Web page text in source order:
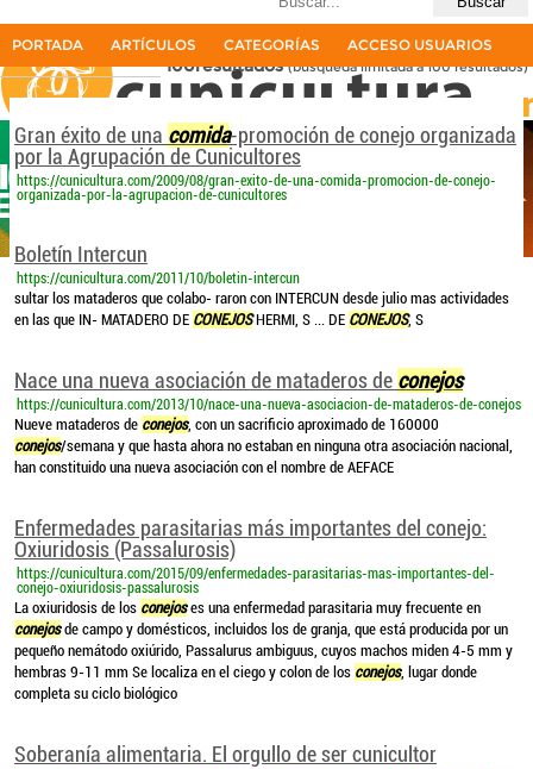
La primera revista del sector cunícola en español
PORTADA ARTÍCULOS CATEGORÍAS ACCESO USUARIOS
Comida conejos
100resultados(búsqueda limitada a 100 resultados)
Gran éxito de una comida-promoción de conejo organizada
por la Agrupación de Cunicultores
https://cunicultura.com/2009/08/gran-exito-de-una-comida-promocion-de-conejo-
organizada-por-la-agrupacion-de-cunicultores
Boletín Intercun
https://cunicultura.com/2011/10/boletin-intercun
sultar los mataderos que colabo- raron con INTERCUN desde julio mas actividades
en las que IN- MATADERO DE CONEJOSHERMI, S ... DE CONEJOS, S
Nace una nueva asociación de mataderos de conejos
https://cunicultura.com/2013/10/nace-una-nueva-asociacion-de-mataderos-de-conejos
Nueve mataderos de conejos, con un sacrificio aproximado de 160000
conejos/semana y que hasta ahora no estaban en ninguna otra asociación nacional,
han constituido una nueva asociación con el nombre de AEFACE
Enfermedades parasitarias más importantes del conejo:
Oxiuridosis (Passalurosis)
https://cunicultura.com/2015/09/enfermedades-parasitarias-mas-importantes-del-
conejo-oxiuridosis-passalurosis
La oxiuridosis de los conejoses una enfermedad parasitaria muy frecuente en
conejosde campo y domésticos, incluidos los de granja, que está producida por un
pequeño nemátodo oxiúrido, Passalurus ambiguus, cuyos machos miden 4-5 mm y
hembras 9-11 mm Se localiza en el ciego y colon de los conejos, lugar donde
completa su ciclo biológico
Soberanía alimentaria. El orgullo de ser cunicultor